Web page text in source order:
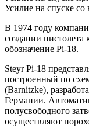
Усилие на спуске
В 1974 году
создании пистолета
обозначение Pi-18.
Steyr Pi-18
построенный по
(Barnitzke),
Германии.
полусвободного
осуществляют